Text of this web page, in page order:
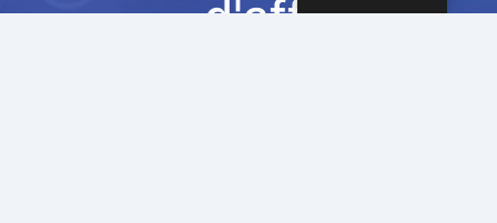
d'affiliation